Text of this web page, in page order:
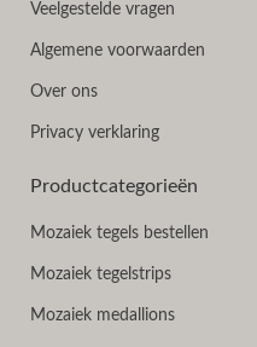
Veelgestelde vragen
Algemene voorwaarden
Over ons
Privacy verklaring
Productcategorieën
Mozaiek tegels bestellen
Mozaiek tegelstrips
Mozaiek medallions